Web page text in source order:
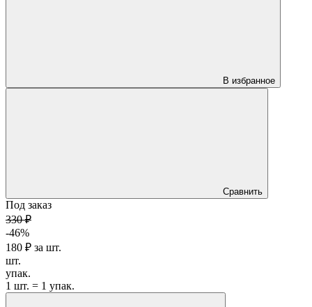
В избранное
Сравнить
Под заказ
330 ₽
-46%
180 ₽ за шт.
шт.
упак.
1 шт. = 1 упак.